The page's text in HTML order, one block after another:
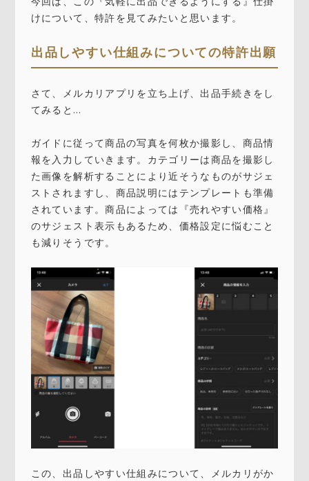
けについて、特許を見てみたいと思います。
出品しやすい仕組みについての特許出願
さて、メルカリアプリを立ち上げ、出品手続きをし
てみると…
ガイドに従って商品の写真を何枚か撮影し、商品情
報を入力していきます。カテゴリーは商品を撮影し
た画像を解析することにより近そうなものがサジェ
ストされますし、商品説明にはテンプレートも準備
されています。商品によっては『売れやすい価格』
のサジェスト表示もあるため、価格設定に悩むこと
も減りそうです。
この、出品しやすい仕組みについて、メルカリがか